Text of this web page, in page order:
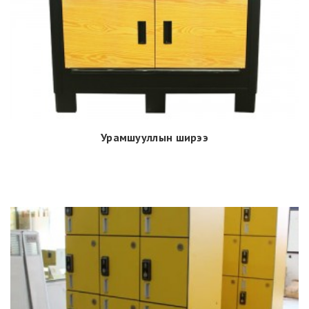
ДэлгэрэнгүйУрамшууллын ширээ